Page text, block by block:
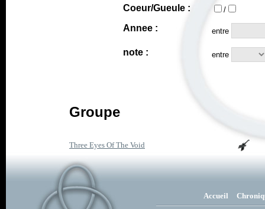
Coeur/Gueule : /
Annee : entre
note : entre
Groupe
Three Eyes Of The Void
Accueil